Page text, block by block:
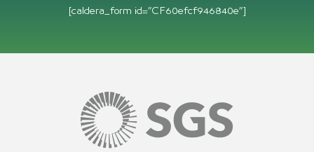
[caldera_form id=”CF60efcf946840e”]